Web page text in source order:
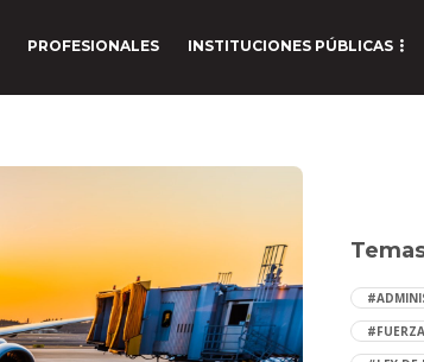
PROFESIONALES INSTITUCIONES PÚBLICAS